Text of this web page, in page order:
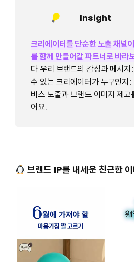
Insight
크리에이터를 단순한 노출 채널
를 함께 만들어갈 파트너로 바라
다 우리 브랜드의 감성과 메시
수 있는 크리에이터가 누구인지
비스 노출과 브랜드 이미지 제
어요.
브랜드 IP를 내세운 친근한